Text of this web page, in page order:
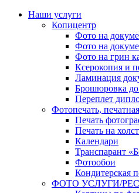
Наши услуги
Копицентр
Фото на
Фото на
Фото на грин
Ксерокопия и
Ламинация
Брошюровка
Переплет
Фотопечать,
Печать
Печать на
Календари
Транспарант
Фотообои
Кондитерская
ФОТО УСЛУГИ/